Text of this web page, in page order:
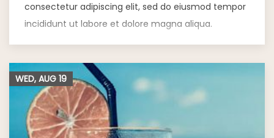
consectetur adipiscing elit, sed do eiusmod tempor
incididunt ut labore et dolore magna aliqua.
WED, AUG 19